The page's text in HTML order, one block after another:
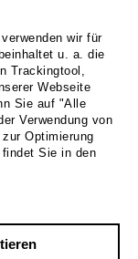
wir für
u. a. die
Trackingtool,
Webseite
Sie auf "Alle
Verwendung von
Optimierung
Sie in den